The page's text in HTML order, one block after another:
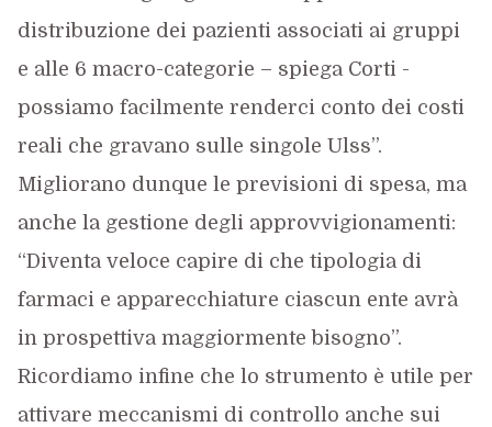
distribuzione dei pazienti associati ai gruppi
e alle 6 macro-categorie – spiega Corti -
possiamo facilmente renderci conto dei costi
reali che gravano sulle singole Ulss”.
Migliorano dunque le previsioni di spesa, ma
anche la gestione degli approvvigionamenti:
“Diventa veloce capire di che tipologia di
farmaci e apparecchiature ciascun ente avrà
in prospettiva maggiormente bisogno”.
Ricordiamo infine che lo strumento è utile per
attivare meccanismi di controllo anche sui